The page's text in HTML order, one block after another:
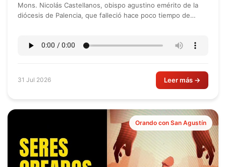
Mons. Nicolás Castellanos, obispo agustino emérito de la
diócesis de Palencia, que falleció hace poco tiempo de
31 Jul 2026 Leer más →
Orando con San Agustín